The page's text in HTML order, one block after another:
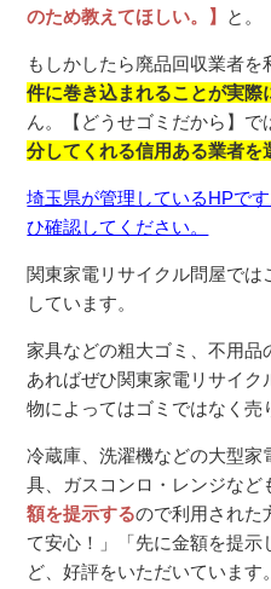
のため教えてほしい。】 と。
もしかしたら廃品回収業者
件に巻き込まれることが実際
ん。【どうせゴミだから】で
分してくれる信用ある業者を
埼玉県が管理しているHPで
ひ確認してください。
関東家電リサイクル問屋で
しています。
家具などの粗大ゴミ、不用
あればぜひ関東家電リサイ
物によってはゴミではなく売
冷蔵庫、洗濯機などの大型家
具、ガスコンロ・レンジなど
額を提示するので利用された
て安心！」「先に金額を提示
ど、好評をいただいています